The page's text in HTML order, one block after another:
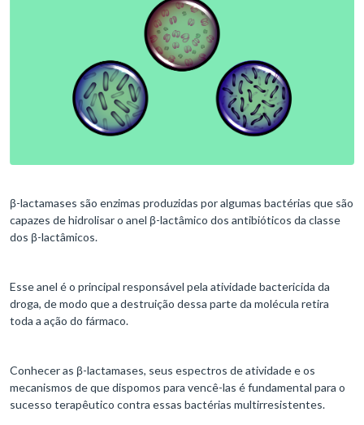
β-lactamases são enzimas produzidas por algumas bactérias que são
capazes de hidrolisar o anel β-lactâmico dos antibióticos da classe
dos β-lactâmicos.
Esse anel é o principal responsável pela atividade bactericida da
droga, de modo que a destruição dessa parte da molécula retira
toda a ação do fármaco.
Conhecer as β-lactamases, seus espectros de atividade e os
mecanismos de que dispomos para vencê-las é fundamental para o
sucesso terapêutico contra essas bactérias multirresistentes.